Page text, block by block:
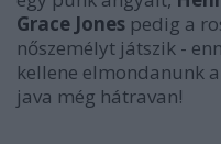
Grace Jones pedig a
nőszemélyt játszik -
kellene elmondanunk
java még hátravan!